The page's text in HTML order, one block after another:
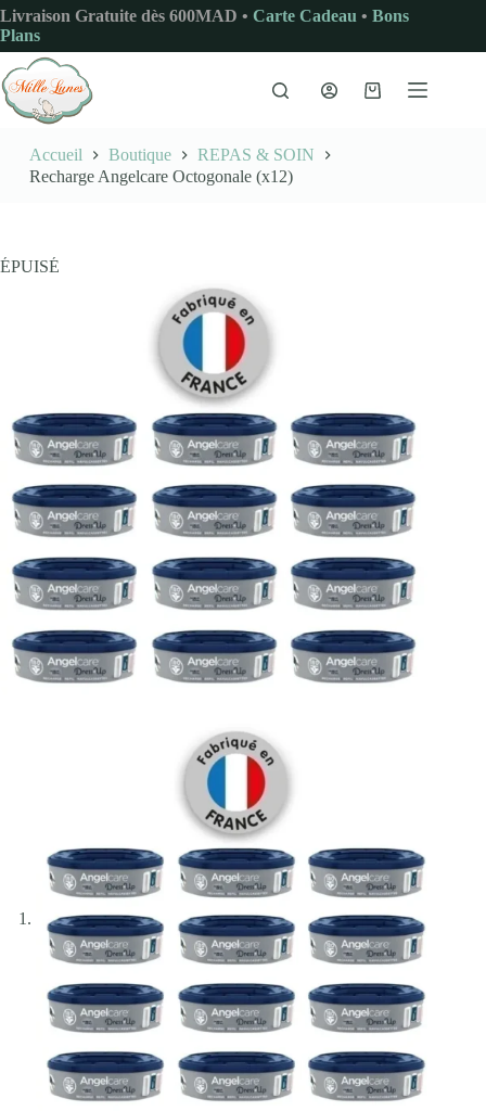
Passer
au
contenu
Livraison Gratuite dès 600MAD • Carte Cadeau • Bons
Plans
Panier
Accueil Boutique
REPAS & SOIN
Recharge Angelcare Octogonale (x12)
ÉPUISÉ